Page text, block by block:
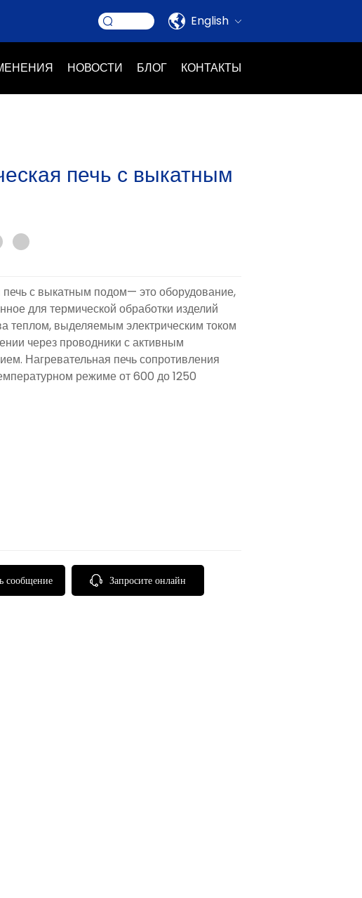
English
КОНТАКТЫ
БЛОГ
НОВОСТИ
печь с выкатным
печь с выкатным подом— это оборудование,
для термической обработки изделий
теплом, выделяемым электрическим током
через проводники с активным
Нагревательная печь сопротивления
режиме от 600 до 1250
сообщение Запросите онлайн